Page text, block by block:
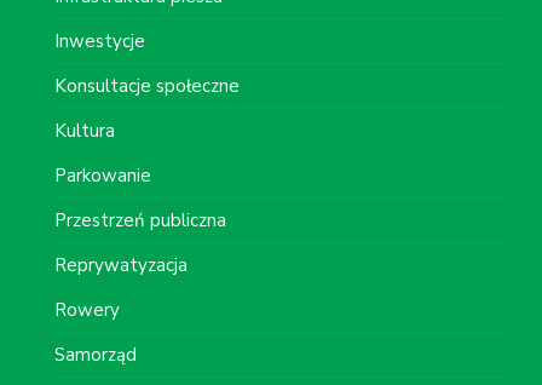
Inwestycje
Konsultacje społeczne
Kultura
Parkowanie
Przestrzeń publiczna
Reprywatyzacja
Rowery
Samorząd